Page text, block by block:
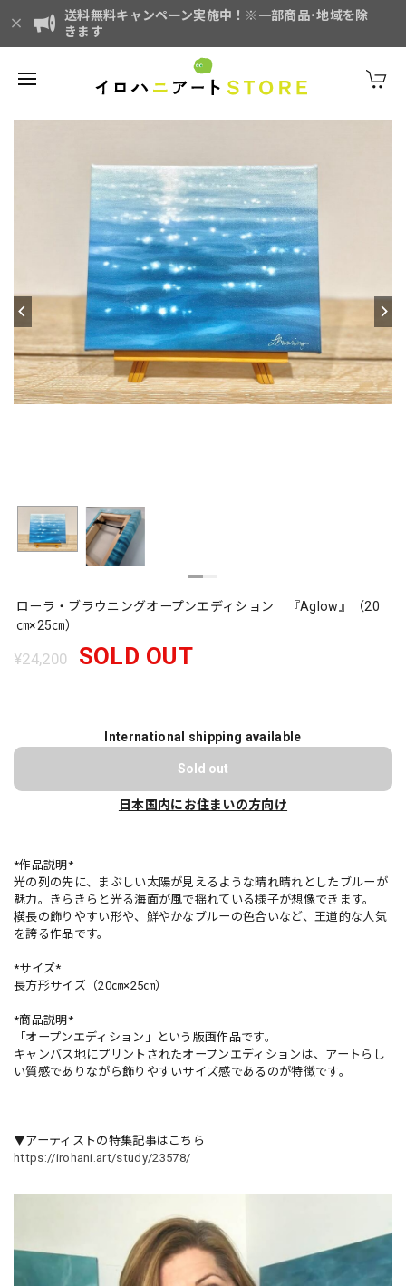
送料無料キャンペーン実施中！※一部商品･地域を除
きます
ローラ・ブラウニングオープンエディション 『Aglow』（20
㎝×25㎝）
¥24,200 SOLD OUT
International shipping available
Sold out
日本国内にお住まいの方向け
*作品説明*
光の列の先に、まぶしい太陽が見えるような晴れ晴れとしたブルーが
魅力。きらきらと光る海面が風で揺れている様子が想像できます。
横長の飾りやすい形や、鮮やかなブルーの色合いなど、王道的な人気
を誇る作品です。
*サイズ*
長方形サイズ（20㎝×25㎝）
*商品説明*
「オープンエディション」という版画作品です。
キャンバス地にプリントされたオープンエディションは、アートらし
い質感でありながら飾りやすいサイズ感であるのが特徴です。
▼アーティストの特集記事はこちら
https://irohani.art/study/23578/